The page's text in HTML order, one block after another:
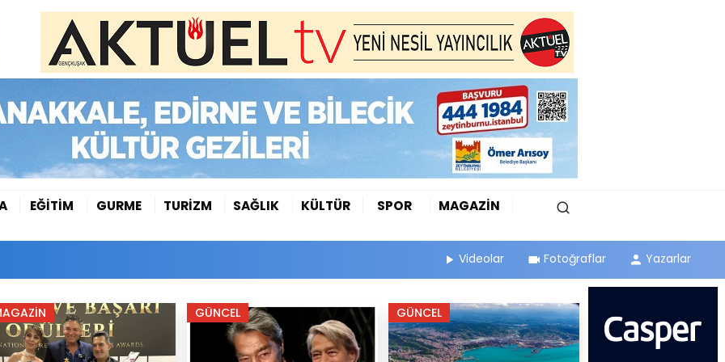
EĞİTİM GURME TURİZM SAĞLIK KÜLTÜR SPOR
MAGAZİN
Videolar Fotoğraflar Yazarlar
GÜNCEL GÜNCEL